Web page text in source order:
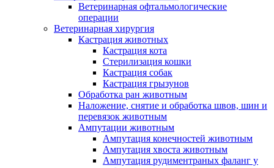
Ветеринарная офтальмологические
операции
Ветеринарная хирургия
Кастрация животных
Кастрация кота
Стерилизация кошки
Кастрация собак
Кастрация грызунов
Обработка ран животным
Наложение, снятие и обработка швов, шин и
перевязок животным
Ампутации животным
Ампутация конечностей животным
Ампутация хвоста животным
Ампутация рудиментраных фаланг у